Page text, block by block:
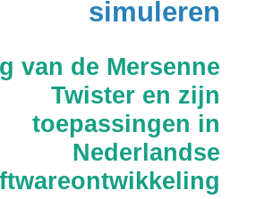
simuleren
van de Mersenne
Twister en zijn
toepassingen in
Nederlandse